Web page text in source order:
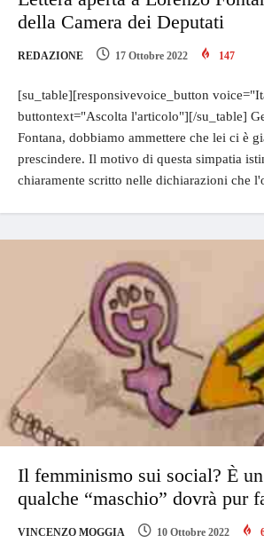
della Camera dei Deputati
REDAZIONE 17 Ottobre 2022 147
[su_table][responsivevoice_button
buttontext="Ascolta l'articolo"][/su_table]
Fontana, dobbiamo ammettere che lei ci è
prescindere. Il motivo di questa simpatia
chiaramente scritto nelle dichiarazioni che
Il femminismo sui social? È
qualche “maschio” dovrà pur
VINCENZO MOGGIA 10 Ottobre 2022